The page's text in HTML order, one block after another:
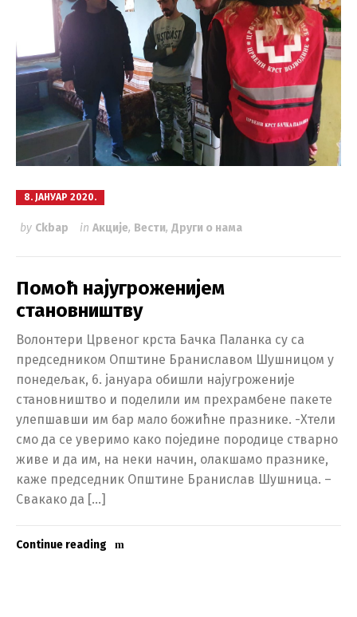
8. ЈАНУАР 2020.
by Ckbap in Акције, Вести, Други о нама
Помоћ најугроженијем
становништву
Волонтери Црвеног крста Бачка Паланка су са
председником Општине Браниславом Шушницом у
понедељак, 6. јануара обишли најугроженије
становништво и поделили им прехрамбене пакете
улепшавши им бар мало божићне празнике. -Хтели
смо да се уверимо како поједине породице стварно
живе и да им, на неки начин, олакшамо празнике,
каже председник Општине Бранислав Шушница. –
Свакако да […]
Continue reading